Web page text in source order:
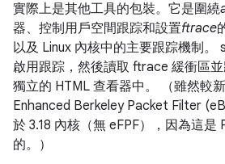
實際上是其他工具的包裝。它是圍繞
器、控制用戶空間跟踪和設置ftrace
以及 Linux 內核中的主要跟踪機制
啟用跟踪，然後讀取 ftrace 緩衝區
獨立的 HTML 查看器中。 （雖然較
Enhanced Berkeley Packet Filter
於 3.18 內核（無 eFPF），因為這是
的。）